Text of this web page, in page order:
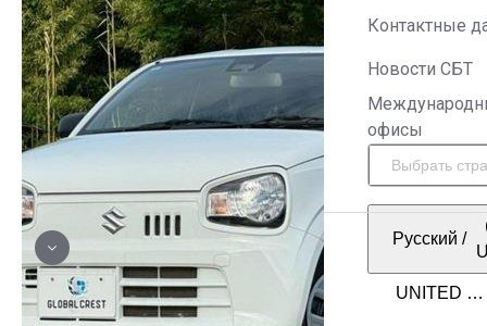
Контактные
Новости СБТ
офисы
Русский /